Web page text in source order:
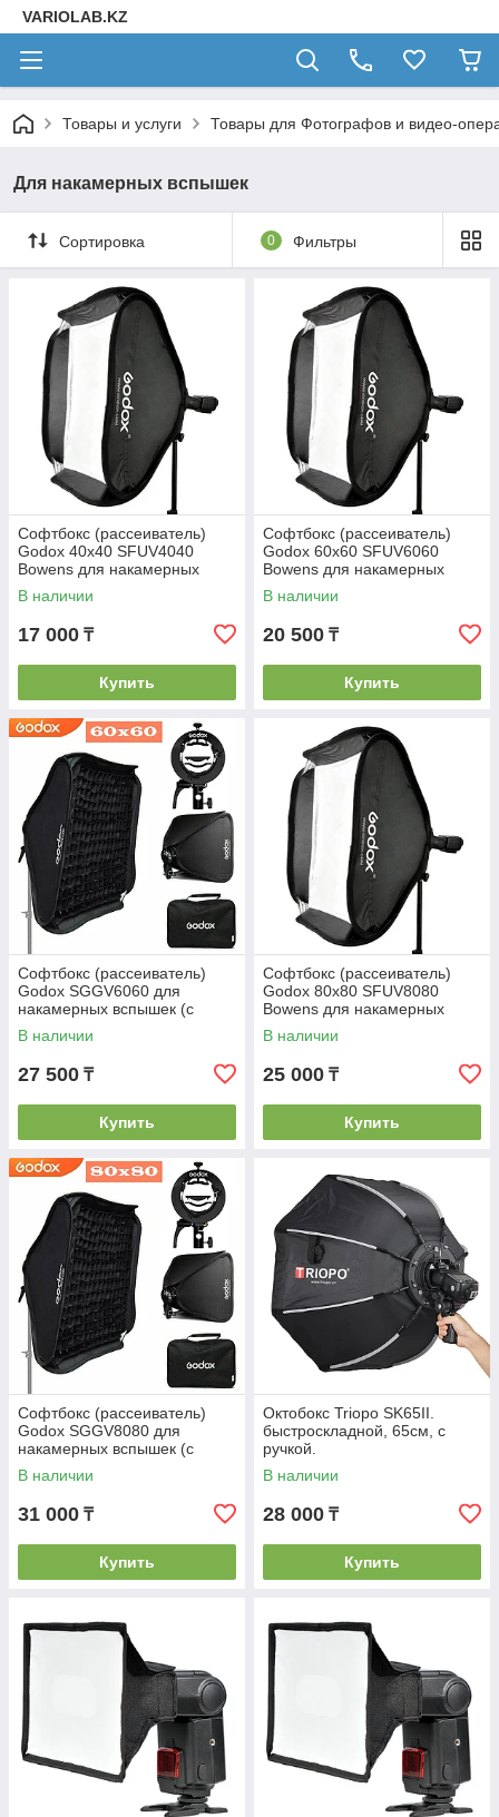
VARIOLAB.KZ
Товары и услуги Товары для Фотографов и видео-
Для накамерных вспышек
Сортировка 0 Фильтры
Софтбокс (рассеиватель)
Godox 40х40 SFUV4040
Bowens для накамерных
вспышек
В наличии
17 000 ₸
Купить
Софтбокс (рассеиватель)
Godox 60х60 SFUV6060
Bowens для накамерных
вспышек
В наличии
20 500 ₸
Купить
Софтбокс (рассеиватель)
Godox SGGV6060 для
накамерных вспышек (с
сотами и адаптером S2)
В наличии
27 500 ₸
Купить
Софтбокс (рассеиватель)
Godox 80х80 SFUV8080
Bowens для накамерных
вспышек
В наличии
25 000 ₸
Купить
Софтбокс (рассеиватель)
Godox SGGV8080 для
накамерных вспышек (с
сотами и адаптером S2)
В наличии
31 000 ₸
Купить
Октобокс Triopo SK65II.
быстроскладной, 65см, с
ручкой.
В наличии
28 000 ₸
Купить